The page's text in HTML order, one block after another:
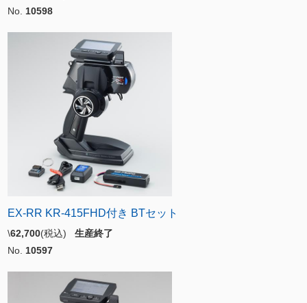
No. 10598
EX-RR KR-415FHD付き BTセット
\62,700(税込) 生産終了
No. 10597